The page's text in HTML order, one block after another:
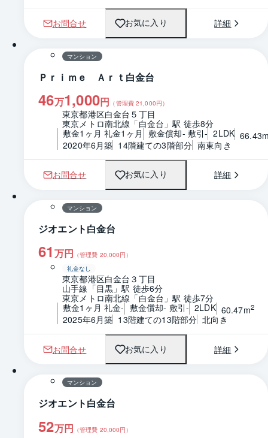
お問合せ お気に入り 詳細
1 / 0 間取り
マンション
Ｐｒｉｍｅ Ａｒｔ白金台
46万1,000円 （管理費21,000円）
東京都港区白金台５丁目
東京メトロ南北線「白金台」駅 徒歩8分
敷金1ヶ月 礼金1ヶ月 敷金償却- 敷引- 2LDK
2020年6月築 14階建ての3階部分 南東向き
お問合せ お気に入り 詳細
1 / 0 間取り
マンション
ジオエント白金台
61 万円 （管理費 20,000円）
礼金なし
東京都港区白金台３丁目
山手線「目黒」駅 徒歩6分
東京メトロ南北線「白金台」駅 徒歩7分
敷金1ヶ月 礼金- 敷金償却- 敷引- 2LDK 60.47m2
2025年6月築 13階建ての13階部分 北向き
お問合せ お気に入り 詳細
1 / 0 間取り
マンション
ジオエント白金台
52万円 （管理費 20,000円）